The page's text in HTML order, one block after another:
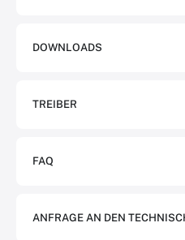
DOWNLOADS
TREIBER
FAQ
ANFRAGE AN DEN